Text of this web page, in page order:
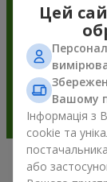
Цей
Вашому
Інформація з
cookie та
або